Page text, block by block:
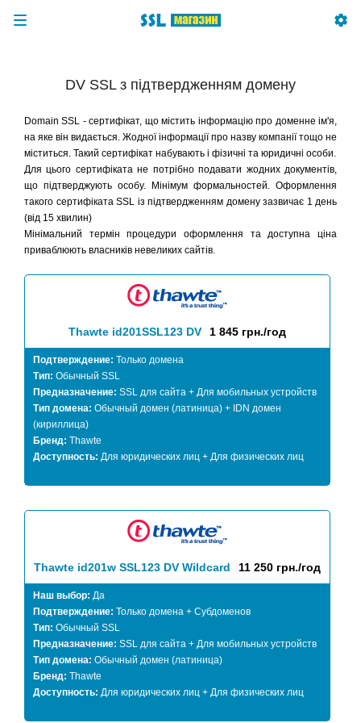
DV SSL з підтвердженням домену
Domain SSL - сертифікат, що містить інформацію про доменне ім'я,
на яке він видається. Жодної інформації про назву компанії тощо не
міститься. Такий сертифікат набувають і фізичні та юридичні особи.
Для цього сертифіката не потрібно подавати жодних документів,
що підтверджують особу. Мінімум формальностей. Оформлення
такого сертифіката SSL із підтвердженням домену зазвичає 1 день
(від 15 хвилин)
Мінімальний термін процедури оформлення та доступна ціна
приваблюють власників невеликих сайтів.
Thawte id201SSL123 DV 1 845 грн./год
Подтверждение: Только домена
Тип: Обычный SSL
Предназначение: SSL для сайта + Для мобильных устройств
Тип домена: Обычный домен (латиница) + IDN домен
(кириллица)
Бренд: Thawte
Доступность: Для юридических лиц + Для физических лиц
Thawte id201w SSL123 DV Wildcard 11 250 грн./год
Наш выбор: Да
Подтверждение: Только домена + Субдоменов
Тип: Обычный SSL
Предназначение: SSL для сайта + Для мобильных устройств
Тип домена: Обычный домен (латиница)
Бренд: Thawte
Доступность: Для юридических лиц + Для физических лиц